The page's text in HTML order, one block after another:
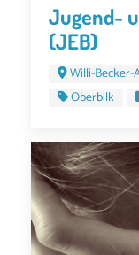
Jugend-
(JEB)
Willi-Becker-
Oberbilk